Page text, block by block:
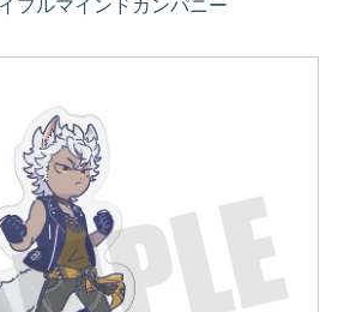
フルマインドカンパニー